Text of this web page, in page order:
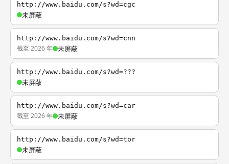
http://www.baidu.com/s?wd=cgc
未屏蔽
http://www.baidu.com/s?wd=cnn
截至 2026 年 未屏蔽
http://www.baidu.com/s?wd=???
未屏蔽
http://www.baidu.com/s?wd=car
截至 2026 年 未屏蔽
http://www.baidu.com/s?wd=tor
未屏蔽